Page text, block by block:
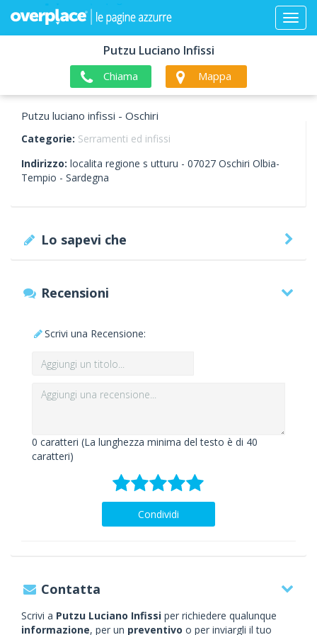
Putzu Luciano Infissi
Chiama Mappa
Putzu luciano infissi - Oschiri
Categorie: Serramenti ed infissi
Indirizzo: localita regione s utturu - 07027 Oschiri Olbia-
Tempio - Sardegna
Lo sapevi che
Recensioni
Scrivi una Recensione:
0 caratteri (La lunghezza minima del testo è di 40
caratteri)
Condividi
Contatta
Scrivi a Putzu Luciano Infissi per richiedere qualunque
informazione, per un preventivo o per inviargli il tuo